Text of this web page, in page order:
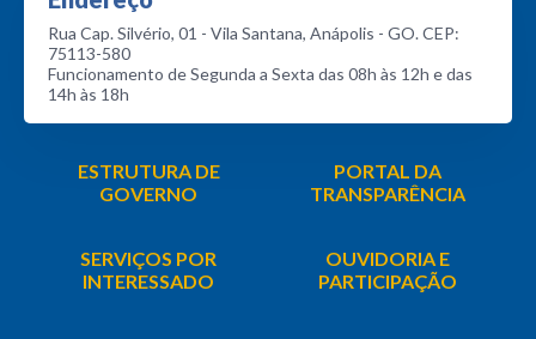
Rua Cap. Silvério, 01 - Vila Santana, Anápolis - GO. CEP:
75113-580
Funcionamento de Segunda a Sexta das 08h às 12h e das
14h às 18h
ESTRUTURA DE
GOVERNO
PORTAL DA
TRANSPARÊNCIA
SERVIÇOS POR
INTERESSADO
OUVIDORIA E
PARTICIPAÇÃO